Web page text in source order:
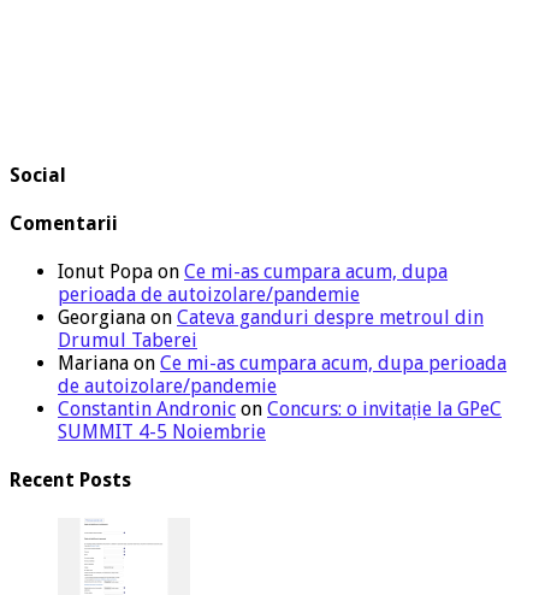
Social
Comentarii
Ionut Popa on Ce mi-as cumpara acum, dupa
perioada de autoizolare/pandemie
Georgiana on Cateva ganduri despre metroul din
Drumul Taberei
Mariana on Ce mi-as cumpara acum, dupa perioada
de autoizolare/pandemie
Constantin Andronic on Concurs: o invitație la GPeC
SUMMIT 4-5 Noiembrie
Recent Posts